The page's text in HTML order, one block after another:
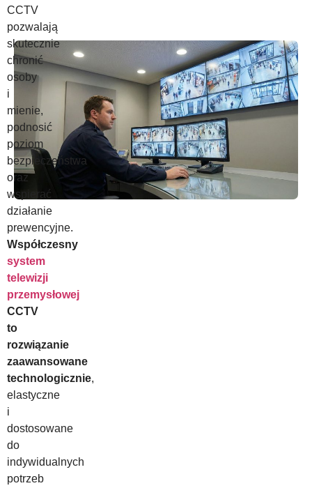
CCTV
pozwalają
skutecznie
chronić
osoby
i
mienie,
podnosić
poziom
bezpieczeństwa
oraz
wspierać
działanie
prewencyjne.
Współczesny
system
telewizji
przemysłowej
CCTV
to
rozwiązanie
zaawansowane
technologicznie,
elastyczne
i
dostosowane
do
indywidualnych
potrzeb